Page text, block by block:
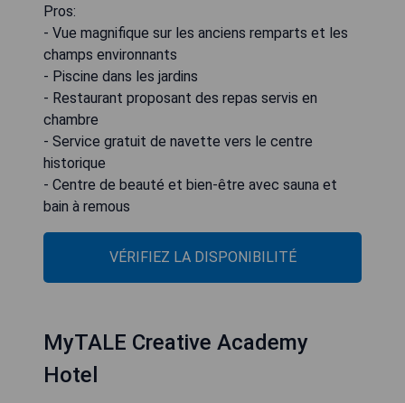
Pros:
- Vue magnifique sur les anciens remparts et les
champs environnants
- Piscine dans les jardins
- Restaurant proposant des repas servis en
chambre
- Service gratuit de navette vers le centre
historique
- Centre de beauté et bien-être avec sauna et
bain à remous
VÉRIFIEZ LA DISPONIBILITÉ
MyTALE Creative Academy
Hotel